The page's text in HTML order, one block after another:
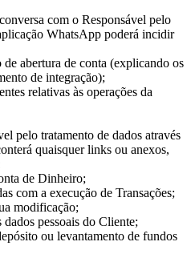
com o Responsável pelo
WhatsApp poderá incidir
de abertura de conta (explicando os
de integração);
relativas às operações da
pelo tratamento de dados através
quaisquer links ou anexos,
de Dinheiro;
com a execução de Transações;
modificação;
pessoais do Cliente;
ou levantamento de fundos